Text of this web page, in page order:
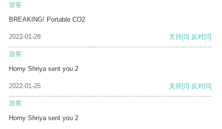
游客
BREAKING! Portable CO2
2022-01-28 支持[0] 反对[0]
游客
Horny Shriya sent you 2
2022-01-25 支持[0] 反对[0]
游客
Horny Shriya sent you 2